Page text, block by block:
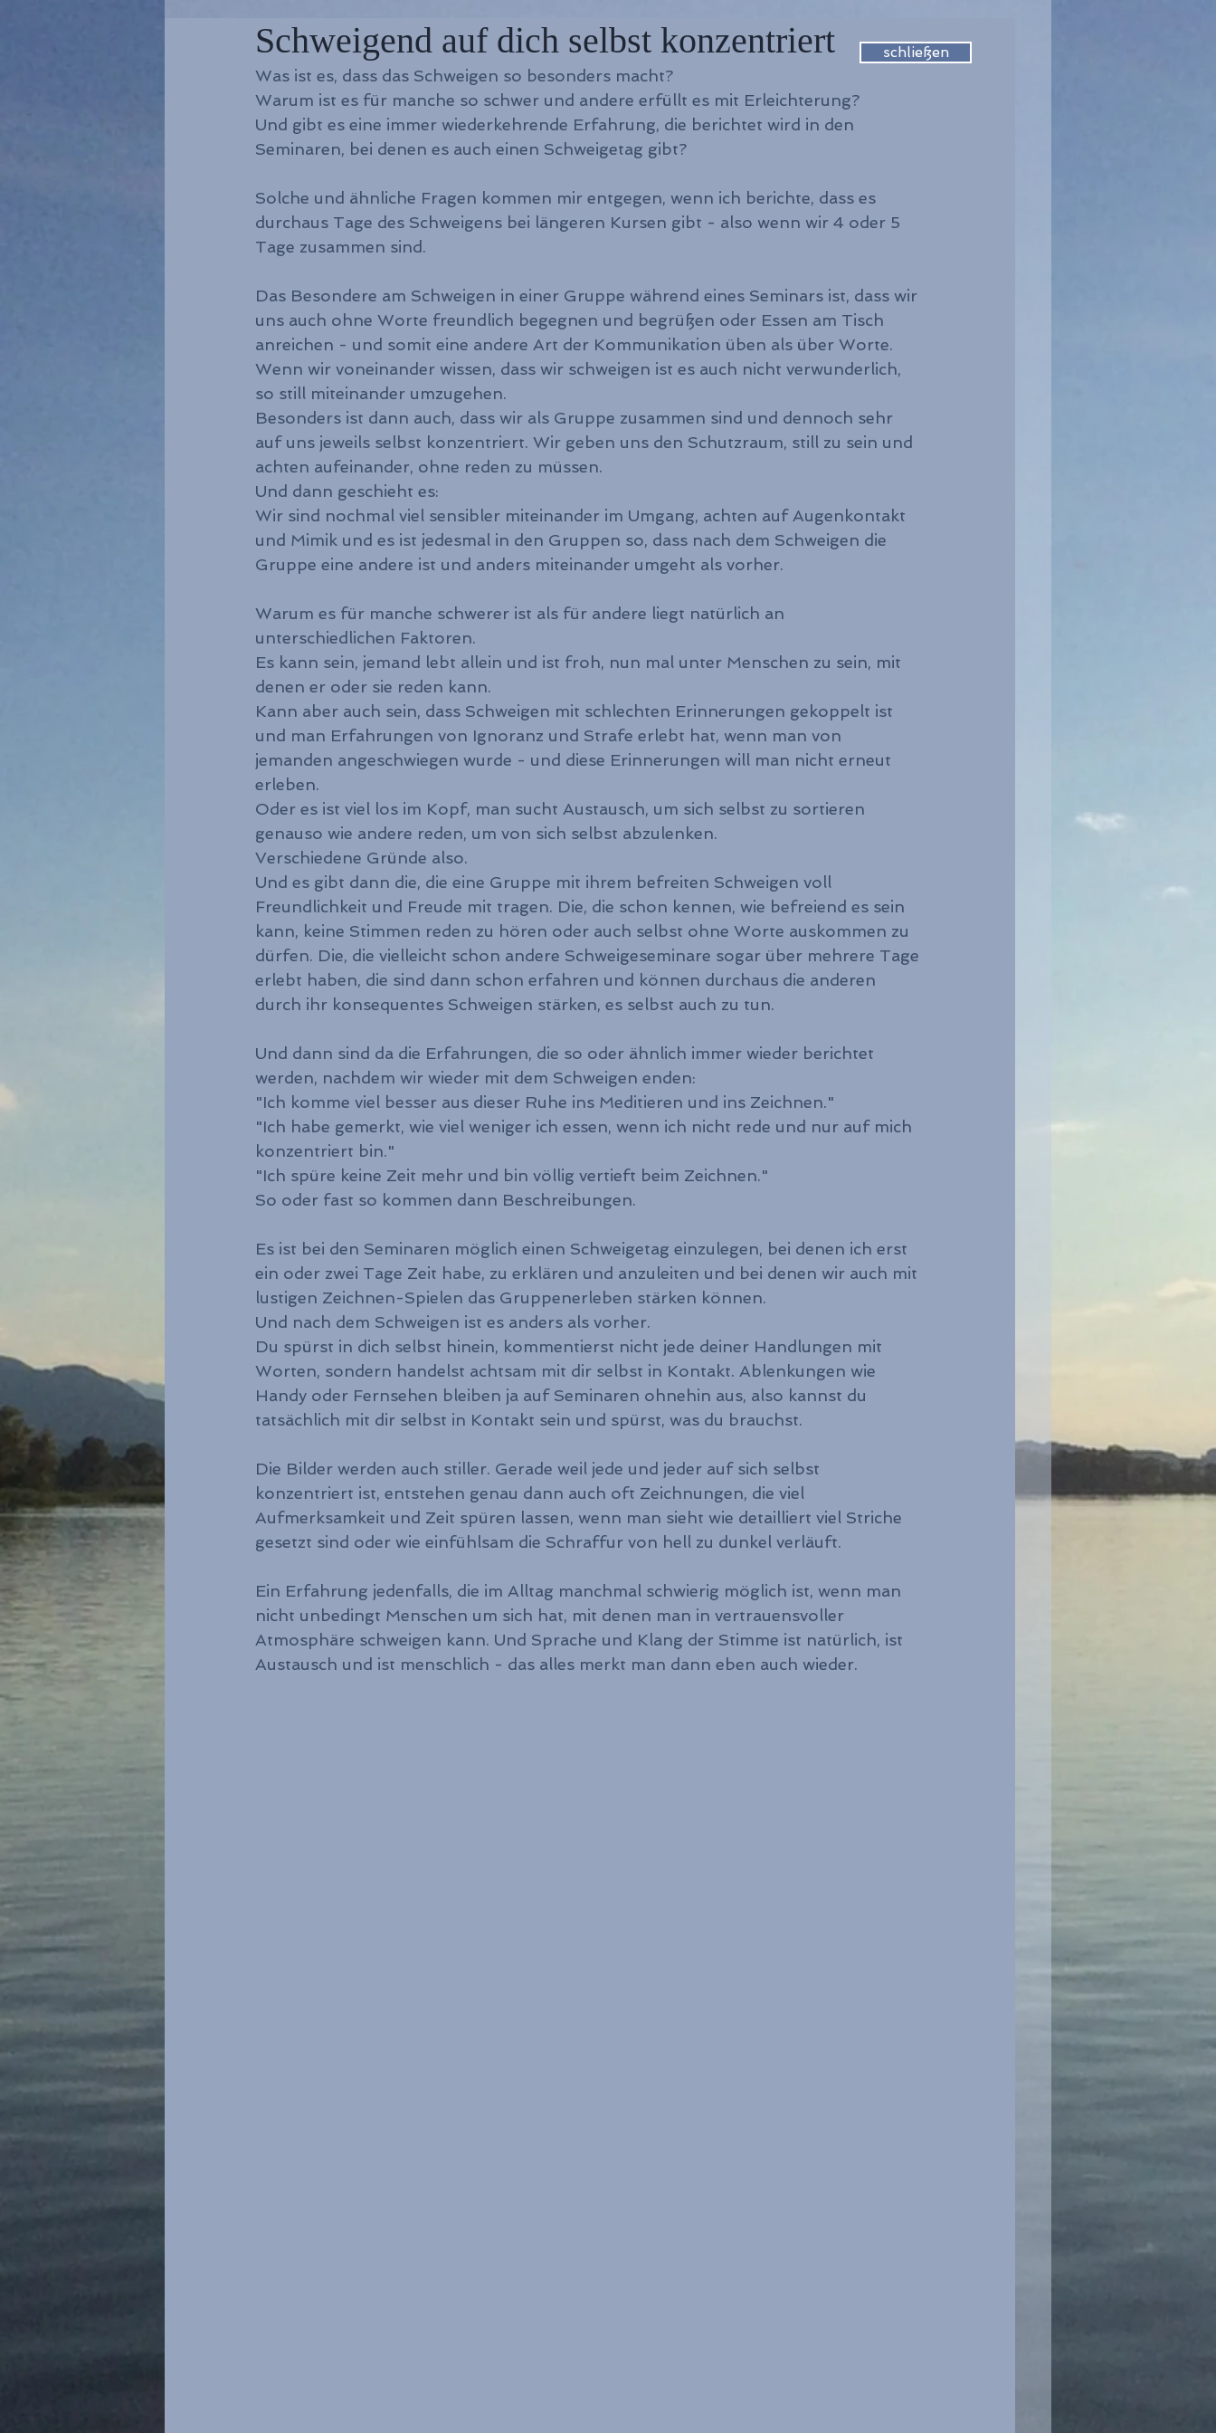
Schweigend auf dich selbst konzentriert
Was ist es, dass das Schweigen so besonders macht?
Warum ist es für manche so schwer und andere erfüllt es mit Erleichterung?
Und gibt es eine immer wiederkehrende Erfahrung, die berichtet wird in den
Seminaren, bei denen es auch einen Schweigetag gibt?
Solche und ähnliche Fragen kommen mir entgegen, wenn ich berichte, dass es
durchaus Tage des Schweigens bei längeren Kursen gibt - also wenn wir 4 oder 5
Tage zusammen sind.
Das Besondere am Schweigen in einer Gruppe während eines Seminars ist, dass wir
uns auch ohne Worte freundlich begegnen und begrüßen oder Essen am Tisch
anreichen - und somit eine andere Art der Kommunikation üben als über Worte.
Wenn wir voneinander wissen, dass wir schweigen ist es auch nicht verwunderlich,
so still miteinander umzugehen.
Besonders ist dann auch, dass wir als Gruppe zusammen sind und dennoch sehr
auf uns jeweils selbst konzentriert. Wir geben uns den Schutzraum, still zu sein und
achten aufeinander, ohne reden zu müssen.
Und dann geschieht es:
Wir sind nochmal viel sensibler miteinander im Umgang, achten auf Augenkontakt
und Mimik und es ist jedesmal in den Gruppen so, dass nach dem Schweigen die
Gruppe eine andere ist und anders miteinander umgeht als vorher.
Warum es für manche schwerer ist als für andere liegt natürlich an
unterschiedlichen Faktoren.
Es kann sein, jemand lebt allein und ist froh, nun mal unter Menschen zu sein, mit
denen er oder sie reden kann.
Kann aber auch sein, dass Schweigen mit schlechten Erinnerungen gekoppelt ist
und man Erfahrungen von Ignoranz und Strafe erlebt hat, wenn man von
jemanden angeschwiegen wurde - und diese Erinnerungen will man nicht erneut
erleben.
Oder es ist viel los im Kopf, man sucht Austausch, um sich selbst zu sortieren
genauso wie andere reden, um von sich selbst abzulenken.
Verschiedene Gründe also.
Und es gibt dann die, die eine Gruppe mit ihrem befreiten Schweigen voll
Freundlichkeit und Freude mit tragen. Die, die schon kennen, wie befreiend es sein
kann, keine Stimmen reden zu hören oder auch selbst ohne Worte auskommen zu
dürfen. Die, die vielleicht schon andere Schweigeseminare sogar über mehrere Tage
erlebt haben, die sind dann schon erfahren und können durchaus die anderen
durch ihr konsequentes Schweigen stärken, es selbst auch zu tun.
Und dann sind da die Erfahrungen, die so oder ähnlich immer wieder berichtet
werden, nachdem wir wieder mit dem Schweigen enden:
"Ich komme viel besser aus dieser Ruhe ins Meditieren und ins Zeichnen."
"Ich habe gemerkt, wie viel weniger ich essen, wenn ich nicht rede und nur auf mich
konzentriert bin."
"Ich spüre keine Zeit mehr und bin völlig vertieft beim Zeichnen."
So oder fast so kommen dann Beschreibungen.
Es ist bei den Seminaren möglich einen Schweigetag einzulegen, bei denen ich erst
ein oder zwei Tage Zeit habe, zu erklären und anzuleiten und bei denen wir auch mit
lustigen Zeichnen-Spielen das Gruppenerleben stärken können.
Und nach dem Schweigen ist es anders als vorher.
Du spürst in dich selbst hinein, kommentierst nicht jede deiner Handlungen mit
Worten, sondern handelst achtsam mit dir selbst in Kontakt. Ablenkungen wie
Handy oder Fernsehen bleiben ja auf Seminaren ohnehin aus, also kannst du
tatsächlich mit dir selbst in Kontakt sein und spürst, was du brauchst.
Die Bilder werden auch stiller. Gerade weil jede und jeder auf sich selbst
konzentriert ist, entstehen genau dann auch oft Zeichnungen, die viel
Aufmerksamkeit und Zeit spüren lassen, wenn man sieht wie detailliert viel Striche
gesetzt sind oder wie einfühlsam die Schraffur von hell zu dunkel verläuft.
Ein Erfahrung jedenfalls, die im Alltag manchmal schwierig möglich ist, wenn man
nicht unbedingt Menschen um sich hat, mit denen man in vertrauensvoller
Atmosphäre schweigen kann. Und Sprache und Klang der Stimme ist natürlich, ist
Austausch und ist menschlich - das alles merkt man dann eben auch wieder.
schließen